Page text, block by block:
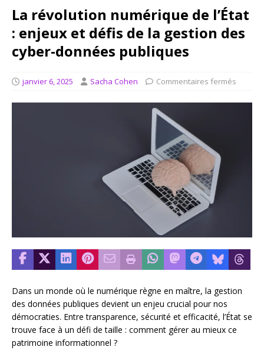
La révolution numérique de l’État
: enjeux et défis de la gestion des
cyber-données publiques
janvier 6, 2025 Sacha Cohen Commentaires fermés
Dans un monde où le numérique règne en maître, la gestion
des données publiques devient un enjeu crucial pour nos
démocraties. Entre transparence, sécurité et efficacité, l’État se
trouve face à un défi de taille : comment gérer au mieux ce
patrimoine informationnel ?